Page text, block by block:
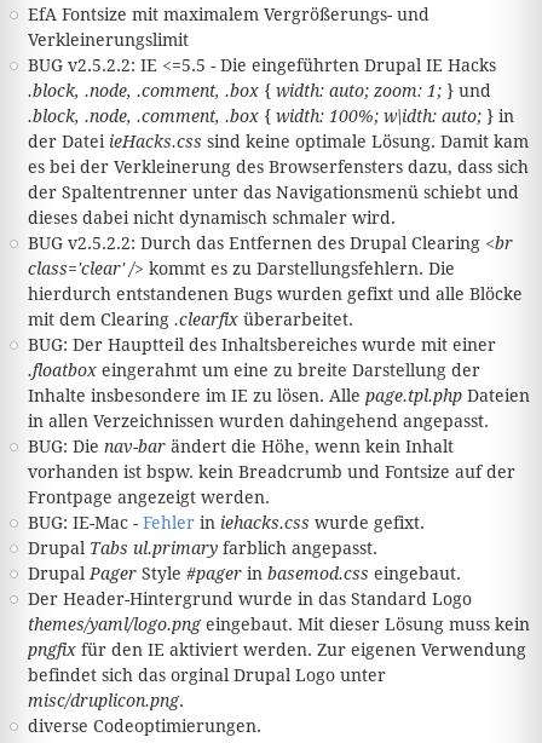
EfA Fontsize mit maximalem Vergrößerungs- und
Verkleinerungslimit
BUG v2.5.2.2: IE <=5.5 - Die eingeführten Drupal IE Hacks
.block, .node, .comment, .box { width: auto; zoom: 1; }und
.block, .node, .comment, .box { width: 100%; w\idth: auto; }in
der Datei ieHacks.css sind keine optimale Lösung. Damit kam
es bei der Verkleinerung des Browserfensters dazu, dass sich
der Spaltentrenner unter das Navigationsmenü schiebt und
dieses dabei nicht dynamisch schmaler wird.
BUG v2.5.2.2: Durch das Entfernen des Drupal Clearing <br
class='clear' /> kommt es zu Darstellungsfehlern. Die
hierdurch entstandenen Bugs wurden gefixt und alle Blöcke
mit dem Clearing .clearfixüberarbeitet.
BUG: Der Hauptteil des Inhaltsbereiches wurde mit einer
.floatboxeingerahmt um eine zu breite Darstellung der
Inhalte insbesondere im IE zu lösen. Alle page.tpl.phpDateien
in allen Verzeichnissen wurden dahingehend angepasst.
BUG: Die nav-barändert die Höhe, wenn kein Inhalt
vorhanden ist bspw. kein Breadcrumb und Fontsize auf der
Frontpage angezeigt werden.
BUG: IE-Mac - Fehlerin iehacks.css wurde gefixt.
Drupal Tabs ul.primaryfarblich angepasst.
Drupal PagerStyle #pagerin basemod.css eingebaut.
Der Header-Hintergrund wurde in das Standard Logo
themes/yaml/logo.pngeingebaut. Mit dieser Lösung muss kein
pngfixfür den IE aktiviert werden. Zur eigenen Verwendung
befindet sich das orginal Drupal Logo unter
misc/druplicon.png.
diverse Codeoptimierungen.